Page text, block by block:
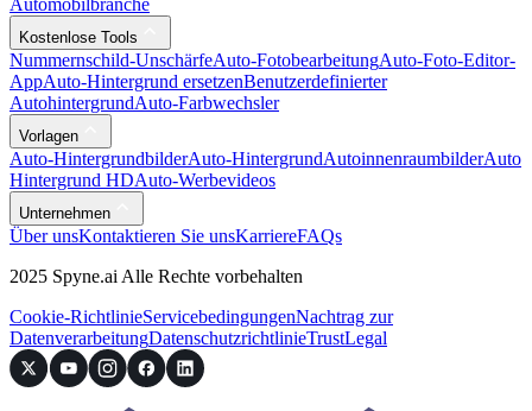
Kostenlose Tools
Nummernschild-UnschärfeAuto-FotobearbeitungAuto-Foto-Editor-
AppAuto-Hintergrund ersetzenBenutzerdefinierter
AutohintergrundAuto-Farbwechsler
Vorlagen
Auto-HintergrundbilderAuto-HintergrundAutoinnenraumbilderAuto
Hintergrund HDAuto-Werbevideos
Unternehmen
Über unsKontaktieren Sie unsKarriereFAQs
2025 Spyne.ai Alle Rechte vorbehalten
Cookie-RichtlinieServicebedingungenNachtrag zur
DatenverarbeitungDatenschutzrichtlinieTrustLegal